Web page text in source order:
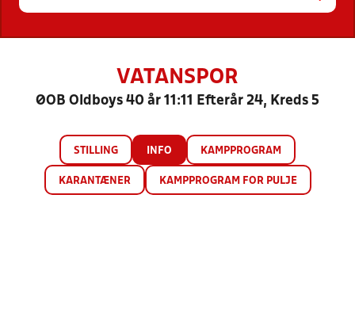
VATANSPOR
ØOB Oldboys 40 år 11:11 Efterår 24, Kreds 5
STILLING INFO KAMPPROGRAM
KARANTÆNER KAMPPROGRAM FOR PULJE